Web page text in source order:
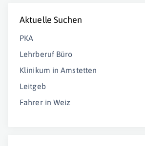
Aktuelle Suchen
PKA
Lehrberuf Büro
Klinikum in Amstetten
Leitgeb
Fahrer in Weiz